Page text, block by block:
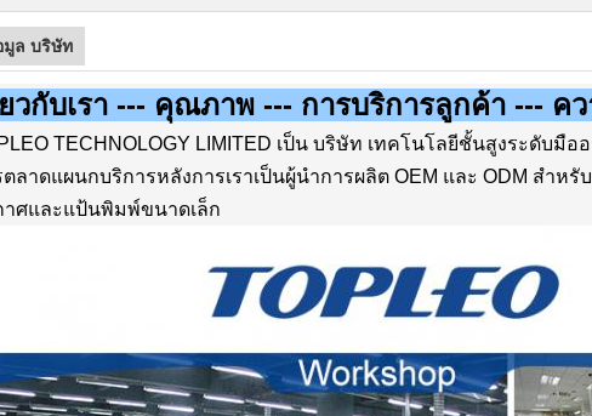
มูล บริษัท
วกับเรา --- คุณภาพ --- การบริการลูกค้า --- ค
TECHNOLOGY LIMITED เป็น บริษัท เทคโนโลยีชั้นสูงระดับมื
ลาดแผนกบริการหลังการเราเป็นผู้นำการผลิต OEM และ ODM สำหรั
าศและแป้นพิมพ์ขนาดเล็ก